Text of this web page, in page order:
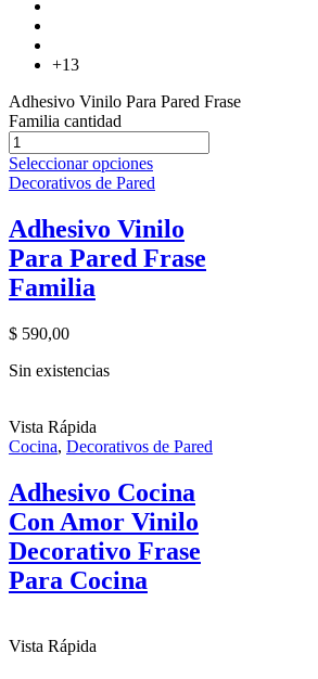
+13
Adhesivo Vinilo Para Pared Frase
Familia cantidad
Seleccionar opciones
Decorativos de Pared
Adhesivo Vinilo
Para Pared Frase
Familia
$ 590,00
Sin existencias
Vista Rápida
Cocina, Decorativos de Pared
Adhesivo Cocina
Con Amor Vinilo
Decorativo Frase
Para Cocina
Vista Rápida